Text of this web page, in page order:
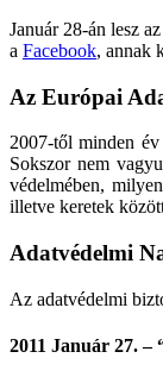
Január 28-án lesz az
a Facebook, annak
Az Európai
2007-től minden
Sokszor nem
védelmében,
illetve keretek
Adatvédelmi
Az adatvédelmi
2011 Január 27. –